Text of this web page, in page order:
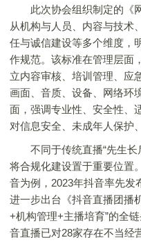
此次协会组织制定的《网
从机构与人员、内容与技术
任与诚信建设等多个维度，
作规范。该标准在管理层面
立内容审核、培训管理、应
画面、音质、设备、网络环
面，强调专业性、安全性、
对信息安全、未成年人保护
不同于传统直播“先生长
将合规化建设置于重要位置
音为例，2023年抖音率先发
进一步出台《抖音直播团播
+机构管理+主播培育”的全
音直播已对28家存在不当经